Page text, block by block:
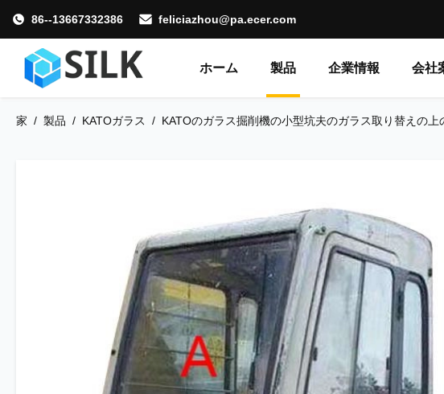
86--13667332386 feliciazhou@pa.ecer.com
ホーム 製品 企業情報 会社
家 / 製品 / KATOガラス / KATOのガラス掘削機の小型坑夫のガラス取り替えの上